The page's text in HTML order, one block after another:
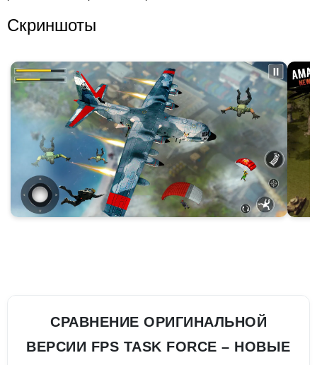
Скриншоты
СРАВНЕНИЕ ОРИГИНАЛЬНОЙ
ВЕРСИИ FPS TASK FORCE – НОВЫЕ